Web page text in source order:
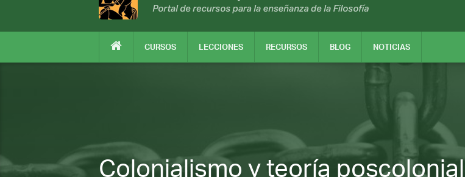
CURSOS LECCIONES RECURSOS BLOG NOTICIAS
Colonialismo y teoría poscolonial